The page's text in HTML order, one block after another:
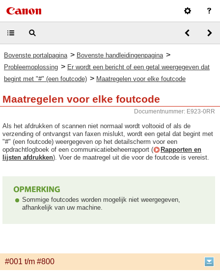
Bovenste portalpagina > Bovenste handleidingenpagina >
Probleemoplossing > Er wordt een bericht of een getal weergegeven dat
begint met "#" (een foutcode) > Maatregelen voor elke foutcode
Maatregelen voor elke foutcode
Documentnummer: E923-0RR
Als het afdrukken of scannen niet normaal wordt voltooid of als de
verzending of ontvangst van faxen mislukt, wordt een getal dat begint met
"#" (een foutcode) weergegeven op het detailscherm voor een
opdrachtlogboek of een communicatiebeheerrapport (
Rapporten en
lijsten afdrukken). Voer de maatregel uit die voor de foutcode is vereist.
Sommige foutcodes worden mogelijk niet weergegeven,
afhankelijk van uw machine.
#001 t/m #800